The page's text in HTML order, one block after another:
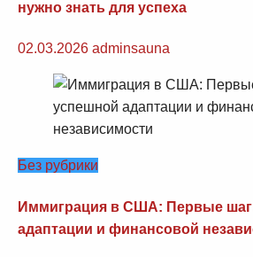
нужно знать для успеха
02.03.2026 adminsauna
Без рубрики
Иммиграция в США: Первые
адаптации и финансовой